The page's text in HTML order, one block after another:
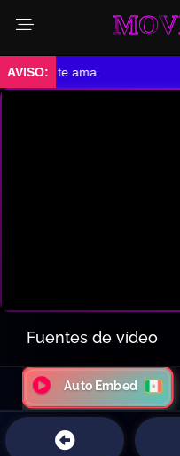
MOVIE
no te ama.
Fuentes de vídeo
Auto Embed